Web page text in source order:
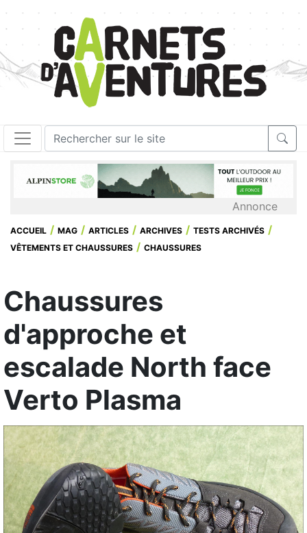
Annonce
ACCUEIL MAG ARTICLES ARCHIVES
TESTS ARCHIVÉS
VÊTEMENTS ET CHAUSSURES
CHAUSSURES
Chaussures
d'approche et
escalade North face
Verto Plasma